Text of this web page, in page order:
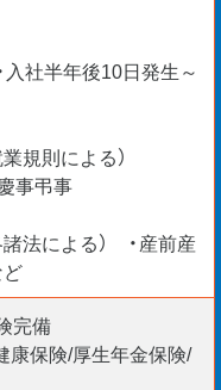
社半年後10日発生～
規則による）
事弔事
諸法による） ・産前産
完備
康保険/厚生年金保険/